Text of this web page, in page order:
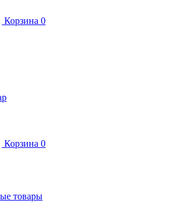
Корзина 0
Корзина 0
товары